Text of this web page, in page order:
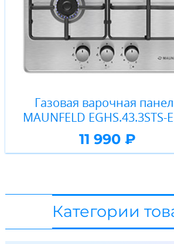
Газовая варочная
MAUNFELD EGHS.43.3STS-
11 990 ₽
Категории